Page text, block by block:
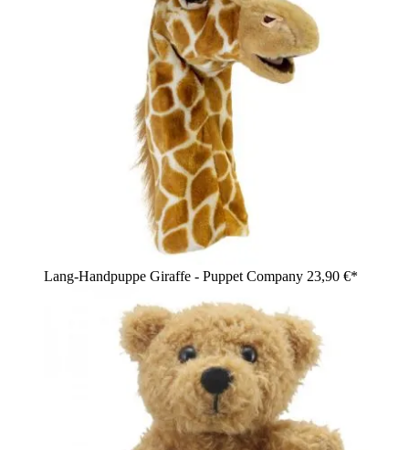
Lang-Handpuppe Giraffe - Puppet Company 23,90 €*